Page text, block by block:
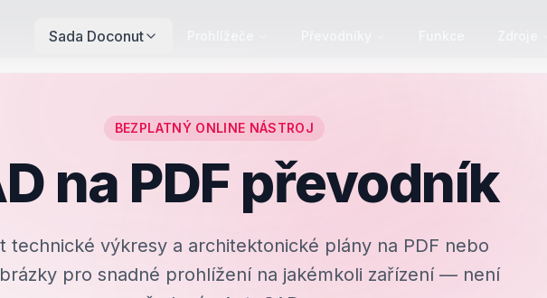
Sada Doconut
BEZPLATNÝ ONLINE NÁSTROJ
na PDF převodník
technické výkresy a architektonické plány na PDF nebo
pro snadné prohlížení na jakémkoli zařízení — není